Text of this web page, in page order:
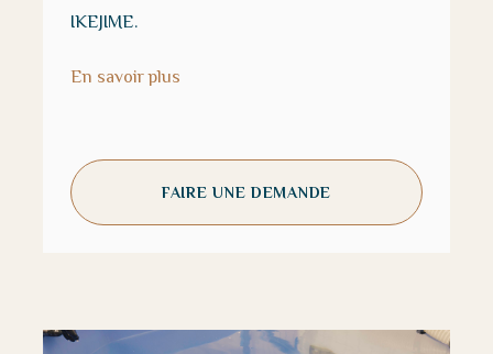
IKEJIME.
En savoir plus
FAIRE UNE DEMANDE